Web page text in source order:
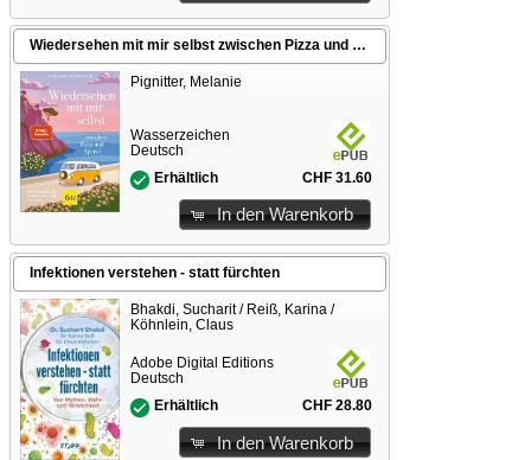
Wiedersehen mit mir selbst zwischen Pizza und Aperol
Pignitter, Melanie
Wasserzeichen
Deutsch
Erhältlich
CHF 31.60
In den Warenkorb
Infektionen verstehen - statt fürchten
Bhakdi, Sucharit / Reiß, Karina /
Köhnlein, Claus
Adobe Digital Editions
Deutsch
Erhältlich
CHF 28.80
In den Warenkorb